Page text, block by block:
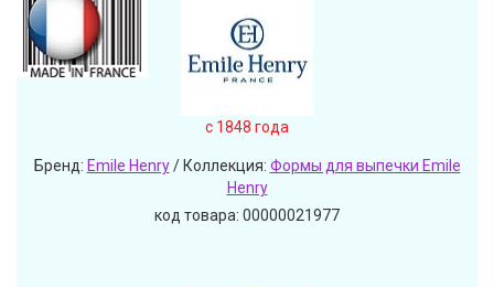
c 1848 года
Бренд: Emile Henry/ Коллекция: Формы для выпечки Emile
Henry
код товара: 00000021977